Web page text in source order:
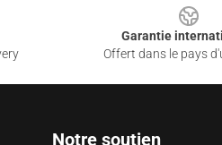
Garantie
Offert dans le pays
Notre soutien